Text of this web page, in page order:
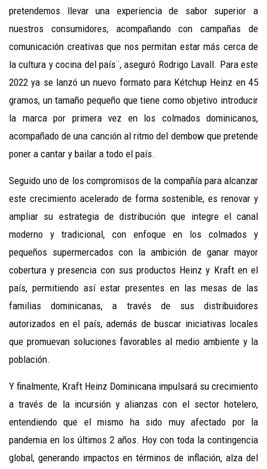
pretendemos llevar una experiencia de sabor superior a
nuestros consumidores, acompañando con campañas de
comunicación creativas que nos permitan estar más cerca de
la cultura y cocina del país¨, aseguró Rodrigo Lavall. Para este
2022 ya se lanzó un nuevo formato para Kétchup Heinz en 45
gramos, un tamaño pequeño que tiene como objetivo introducir
la marca por primera vez en los colmados dominicanos,
acompañado de una canción al ritmo del dembow que pretende
poner a cantar y bailar a todo el país.
Seguido uno de los compromisos de la compañía para alcanzar
este crecimiento acelerado de forma sostenible, es renovar y
ampliar su estrategia de distribución que integre el canal
moderno y tradicional, con enfoque en los colmados y
pequeños supermercados con la ambición de ganar mayor
cobertura y presencia con sus productos Heinz y Kraft en el
país, permitiendo así estar presentes en las mesas de las
familias dominicanas, a través de sus distribuidores
autorizados en el país, además de buscar iniciativas locales
que promuevan soluciones favorables al medio ambiente y la
población.
Y finalmente, Kraft Heinz Dominicana impulsará su crecimiento
a través de la incursión y alianzas con el sector hotelero,
entendiendo que el mismo ha sido muy afectado por la
pandemia en los últimos 2 años. Hoy con toda la contingencia
global, generando impactos en términos de inflación, alza del